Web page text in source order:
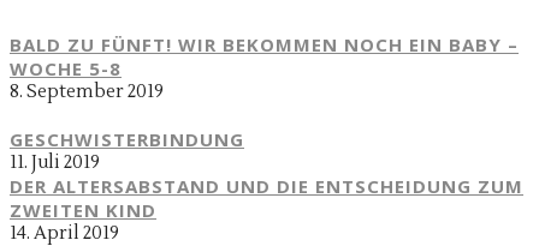
BALD ZU FÜNFT! WIR BEKOMMEN NOCH EIN BABY –
WOCHE 5-8
8. September 2019
GESCHWISTERBINDUNG
11. Juli 2019
DER ALTERSABSTAND UND DIE ENTSCHEIDUNG ZUM
ZWEITEN KIND
14. April 2019